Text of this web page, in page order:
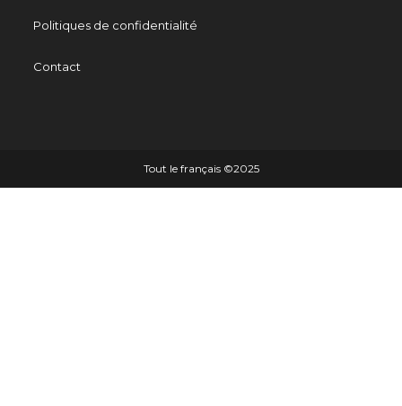
Politiques de confidentialité
Contact
Tout le français ©️2025